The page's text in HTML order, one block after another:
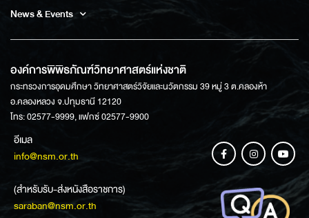
News & Events
องค์การพิพิธภัณฑ์วิทยาศาสตร์แห่งชาติ
กระทรวงการอุดมศึกษา วิทยาศาสตร์วิจัยและนวัตกรรม 39 หมู่ 3 ต.คลองห้า
อ.คลองหลวง จ.ปทุมธานี 12120
โทร: 02577-9999, แฟกซ์ 02577-9900
อีเมล
info@nsm.or.th
(สำหรับรับ-ส่งหนังสือราชการ)
saraban@nsm.or.th